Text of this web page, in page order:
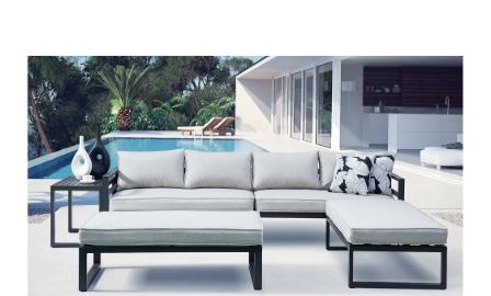
Z
5
HVIEZDIČIEK.